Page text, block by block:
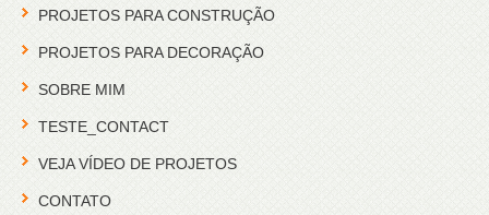
PROJETOS PARA CONSTRUÇÃO
PROJETOS PARA DECORAÇÃO
SOBRE MIM
TESTE_CONTACT
VEJA VÍDEO DE PROJETOS
CONTATO